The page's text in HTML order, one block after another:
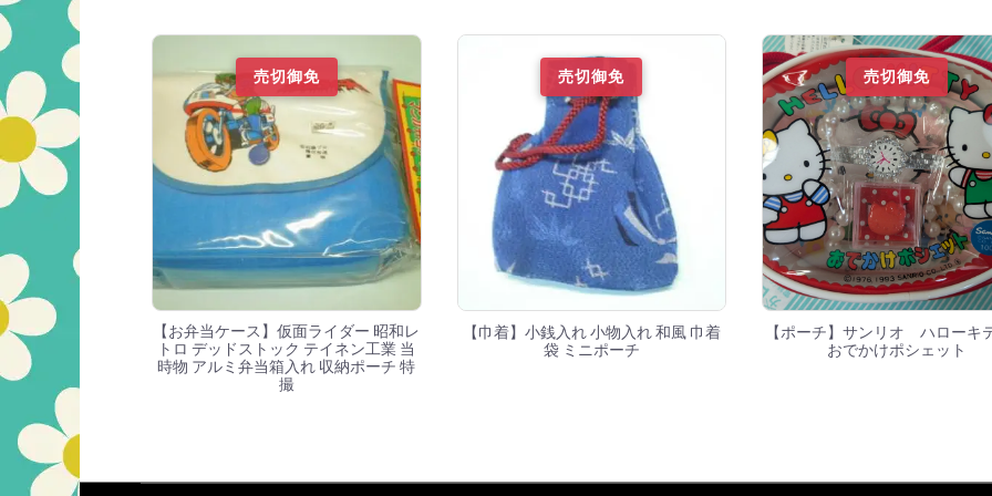
売切御免
【お弁当ケース】仮面ライダー 昭和レ
トロ デッドストック テイネン工業 当
時物 アルミ弁当箱入れ 収納ポーチ 特
撮
売切御免
【巾着】小銭入れ 小物入れ 和風 巾着
袋 ミニポーチ
売切御免
【ポーチ】サンリオ ハロー
おでかけポシェット